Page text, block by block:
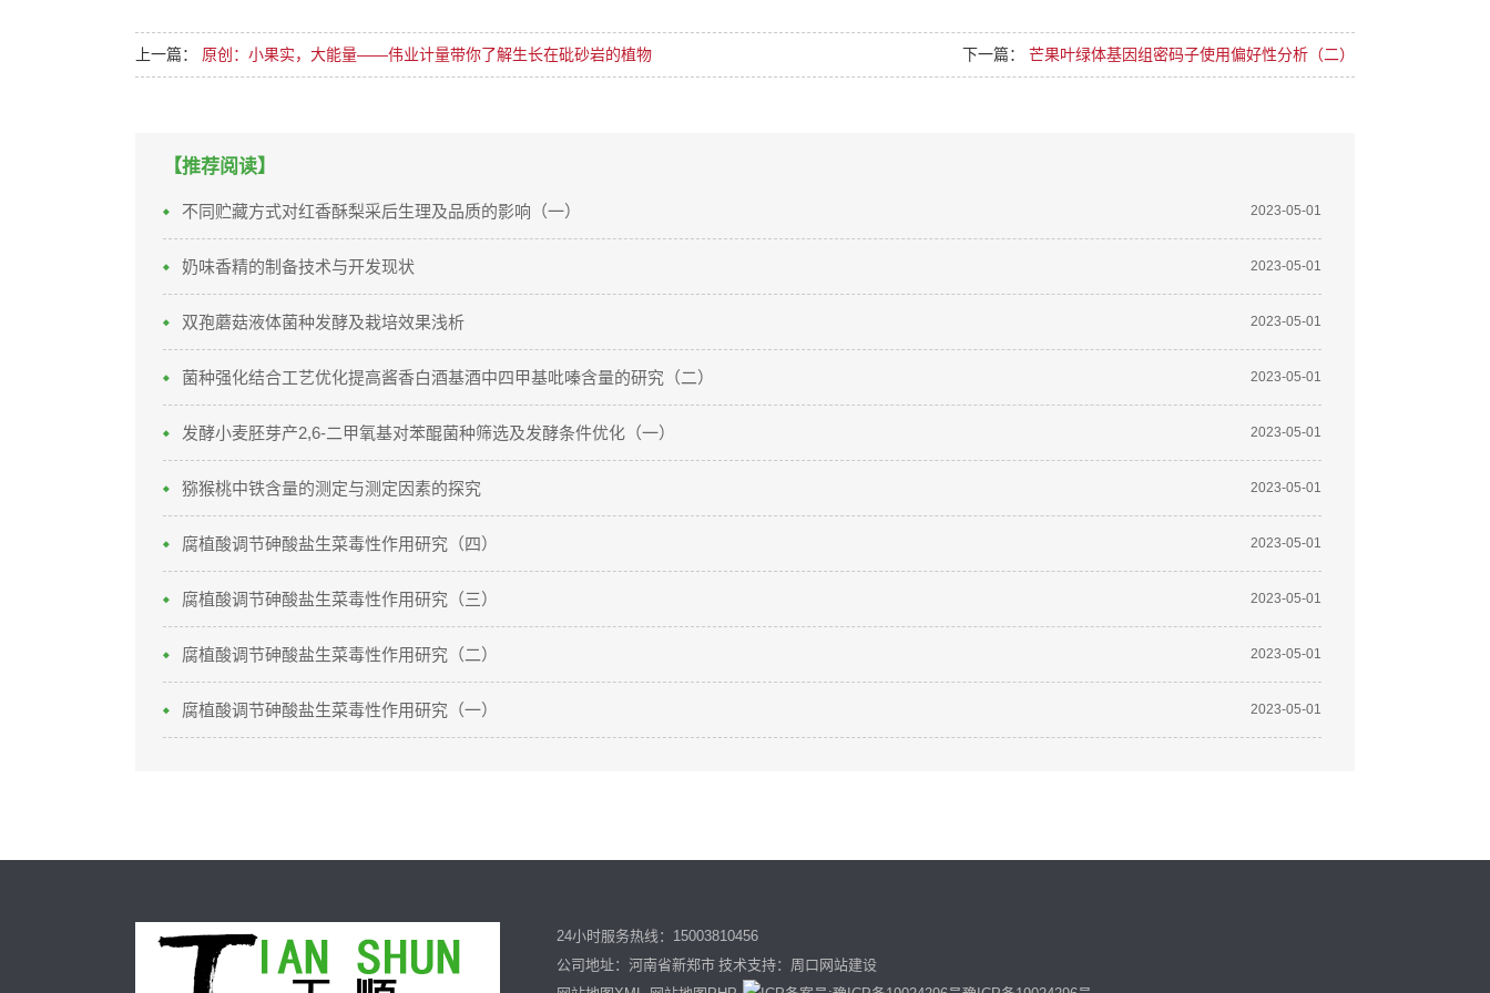
上一篇： 原创：小果实，大能量——伟业计量带你了解生长在砒砂岩的植物 下一篇： 芒果叶绿体基因组密码子使用偏好性分析（二）
【推荐阅读】
2023-05-01
不同贮藏方式对红香酥梨采后生理及品质的影响（一）
2023-05-01
奶味香精的制备技术与开发现状
2023-05-01
双孢蘑菇液体菌种发酵及栽培效果浅析
2023-05-01
菌种强化结合工艺优化提高酱香白酒基酒中四甲基吡嗪含量的研究（二）
2023-05-01
发酵小麦胚芽产2,6-二甲氧基对苯醌菌种筛选及发酵条件优化（一）
2023-05-01
猕猴桃中铁含量的测定与测定因素的探究
2023-05-01
腐植酸调节砷酸盐生菜毒性作用研究（四）
2023-05-01
腐植酸调节砷酸盐生菜毒性作用研究（三）
2023-05-01
腐植酸调节砷酸盐生菜毒性作用研究（二）
2023-05-01
腐植酸调节砷酸盐生菜毒性作用研究（一）
24小时服务热线：15003810456
公司地址：河南省新郑市 技术支持： 周口网站建设